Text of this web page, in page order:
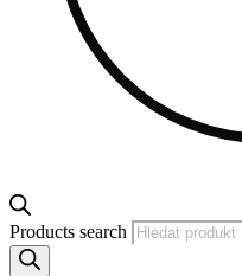
Products search